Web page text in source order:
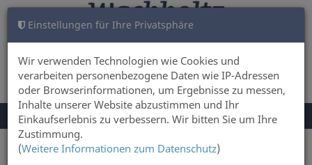
Einstellungen für Ihre Privatsphäre
Wir verwenden Technologien wie Cookies und
verarbeiten personenbezogene Daten wie IP-Adressen
oder Browserinformationen, um Ergebnisse zu messen,
Inhalte unserer Website abzustimmen und Ihr
Einkaufserlebnis zu verbessern. Wir bitten Sie um Ihre
Zustimmung.
(Weitere Informationen zum Datenschutz)
ANMELDEN WARENKORB 0
NAVIGATION
UMSCHALTEN
Menü
Sie sind hier: